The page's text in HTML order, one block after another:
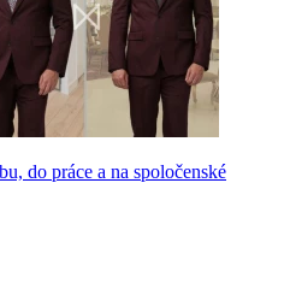
do práce a na spoločenské